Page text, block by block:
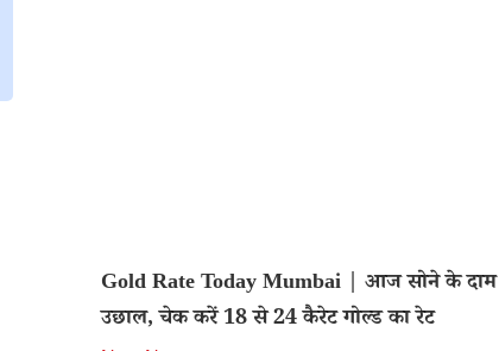
Gold Rate Today Mumbai | आज सोने के
उछाल, चेक करें 18 से 24 कैरेट गोल्ड का रेट